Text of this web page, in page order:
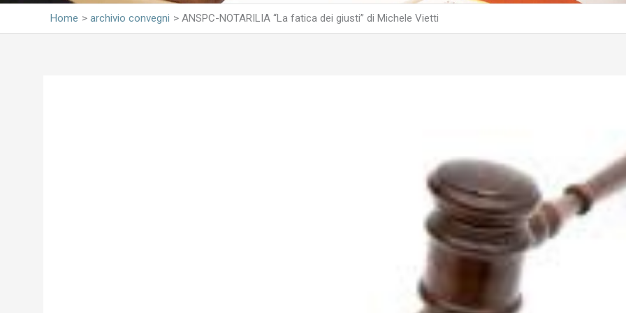
Home archivio convegni ANSPC-NOTARILIA “La fatica dei giusti” di Michele Vietti